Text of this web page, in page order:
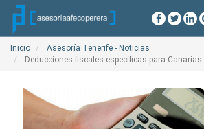
Inicio
Asesoría Tenerife - Noticias
Deducciones fiscales específicas para Canarias.